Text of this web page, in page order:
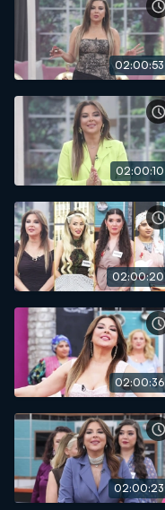
02:00:53
02:00:10
02:00:20
02:00:36
02:00:23